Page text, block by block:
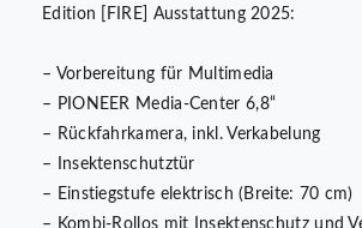
Edition [FIRE] Ausstattung 2025:
– Vorbereitung für Multimedia
– PIONEER Media-Center 6,8“
– Rückfahrkamera, inkl. Verkabelung
– Insektenschutztür
– Einstiegstufe elektrisch (Breite: 70 cm)
– Kombi-Rollos mit Insektenschutz und